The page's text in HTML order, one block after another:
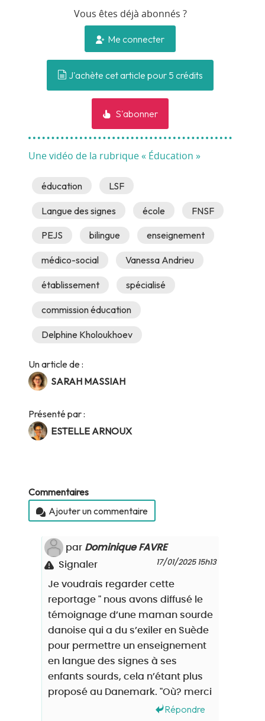
Vous êtes déjà abonnés ?
Me connecter
J'achète cet article pour 5 crédits
S'abonner
Une vidéo de la rubrique « Éducation »
éducation LSF
Langue des signes école FNSF
PEJS bilingue enseignement
médico-social Vanessa Andrieu
établissement spécialisé
commission éducation
Delphine Kholoukhoev
Un article de :
SARAH MASSIAH
Présenté par :
ESTELLE ARNOUX
Commentaires
Ajouter un commentaire
par Dominique FAVRE
17/01/2025 15h13
Signaler
Je voudrais regarder cette
reportage " nous avons diffusé le
témoignage d’une maman sourde
danoise qui a du s’exiler en Suède
pour permettre un enseignement
en langue des signes à ses
enfants sourds, cela n’étant plus
proposé au Danemark. "Où? merci
Répondre